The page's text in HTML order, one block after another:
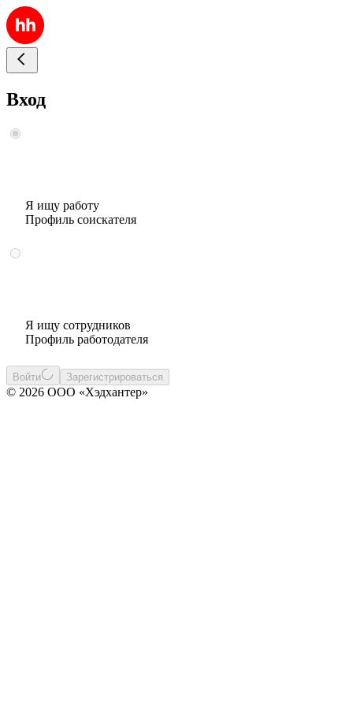
Вход
Я ищу работу
Профиль соискателя
Я ищу сотрудников
Профиль работодателя
Войти Зарегистрироваться
© 2026 ООО «Хэдхантер»